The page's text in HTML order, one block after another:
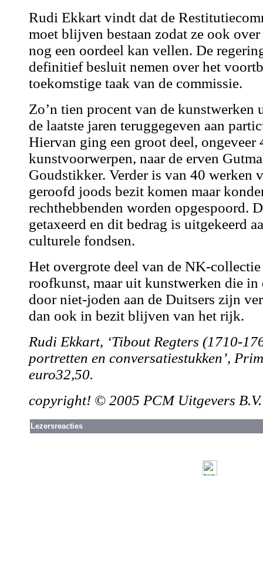
Rudi Ekkart vindt dat de
moet blijven bestaan zodat ze ook
nog een oordeel kan vellen. De
definitief besluit nemen over het
toekomstige taak van de commissie.
Zo’n tien procent van de
de laatste jaren teruggegeven aan
Hiervan ging een groot deel, ongeveer
kunstvoorwerpen, naar de erven
Goudstikker. Verder is van 40 werken
geroofd joods bezit komen maar
rechthebbenden worden opgespoord.
getaxeerd en dit bedrag is uitgekeerd
culturele fondsen.
Het overgrote deel van de NK-
roofkunst, maar uit kunstwerken die
door niet-joden aan de Duitsers zijn
dan ook in bezit blijven van het rijk.
Rudi Ekkart, ‘Tibout Regters (1710-
portretten en conversatiestukken’,
euro32,50.
copyright! © 2005 PCM Uitgevers
Lezersreacties